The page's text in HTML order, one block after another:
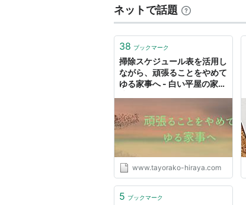
ネットで話題
38 ブックマーク
掃除スケジュール表を活用し
ながら、頑張ることをやめて
ゆる家事へ - 白い平屋の家を
www.tayorako-hiraya.com
5 ブックマーク